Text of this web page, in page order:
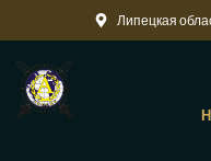
Липецкая